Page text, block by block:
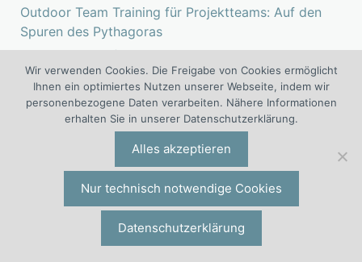
Outdoor Team Training für Projektteams: Auf den
Spuren des Pythagoras
Team Event Auf den Spuren des Pythagoras – von
der Projektgruppe zum Team
Management Incentive
Incentive-Ziele und Incentive-Ideen
Teambuilding als Ziel: GPS-Schatzsuche Geocaching
Beliebte Team Events: Geocaching stärkt die
Zusammenarbeit
Incentive für Mitarbeiter und Teams
Mitarbeiter-Event
Wir verwenden Cookies. Die Freigabe von Cookies ermöglicht
Ihnen ein optimiertes Nutzen unserer Webseite, indem wir
personenbezogene Daten verarbeiten. Nähere Informationen
erhalten Sie in unserer Datenschutzerklärung.
Alles akzeptieren
Nur technisch notwendige Cookies
Datenschutzerklärung